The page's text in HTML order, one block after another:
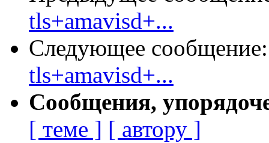
tls+amavisd+...
Следующее
tls+amavisd+...
Сообщения,
[ теме ] [ автору ]